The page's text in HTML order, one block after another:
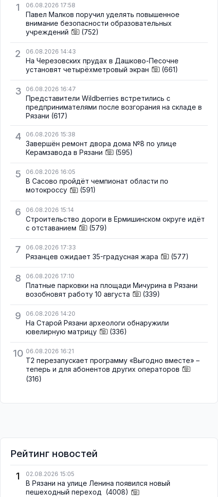
1
06.08.2026 17:58
Павел Малков поручил уделять повышенное
внимание безопасности образовательных
учреждений
(752)
2 06.08.2026 14:43
На Черезовских прудах в Дашково-Песочне
установят четырёхметровый экран
(661)
3 06.08.2026 16:47
Представители Wildberries встретились с
предпринимателями после возгорания на складе в
Рязани (617)
4 06.08.2026 15:38
Завершён ремонт двора дома №8 по улице
Керамзавода в Рязани
(595)
5 06.08.2026 16:05
В Сасово пройдёт чемпионат области по
мотокроссу
(591)
6 06.08.2026 15:14
Строительство дороги в Ермишинском округе идёт
с отставанием
(579)
7 06.08.2026 17:33
Рязанцев ожидает 35-градусная жара (577)
8 06.08.2026 17:10
Платные парковки на площади Мичурина в Рязани
возобновят работу 10 августа
(339)
9 06.08.2026 14:20
На Старой Рязани археологи обнаружили
ювелирную матрицу
(336)
10 06.08.2026 16:21
Т2 перезапускает программу «Выгодно вместе» –
теперь и для абонентов других операторов
(316)
Рейтинг новостей
1
02.08.2026 15:05
В Рязани на улице Ленина появился новый
пешеходный переход (4008)